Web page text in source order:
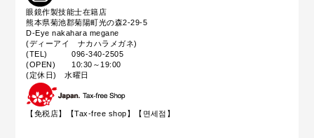
眼鏡作製技能士在籍店
熊本県菊池郡菊陽町光の森2-29-5
D-Eye nakahara megane
(ディーアイ ナカハラメガネ)
(TEL) 096-340-2505
(OPEN) 10:30～19:00
(定休日) 水曜日
【免税店】【Tax-free shop】【면세점】